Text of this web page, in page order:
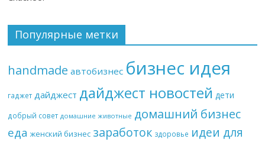
Популярные метки
handmade автобизнес бизнес идея
гаджет дайджест дайджест новостей дети
добрый совет домашние животные домашний бизнес
еда женский бизнес заработок здоровье идеи для